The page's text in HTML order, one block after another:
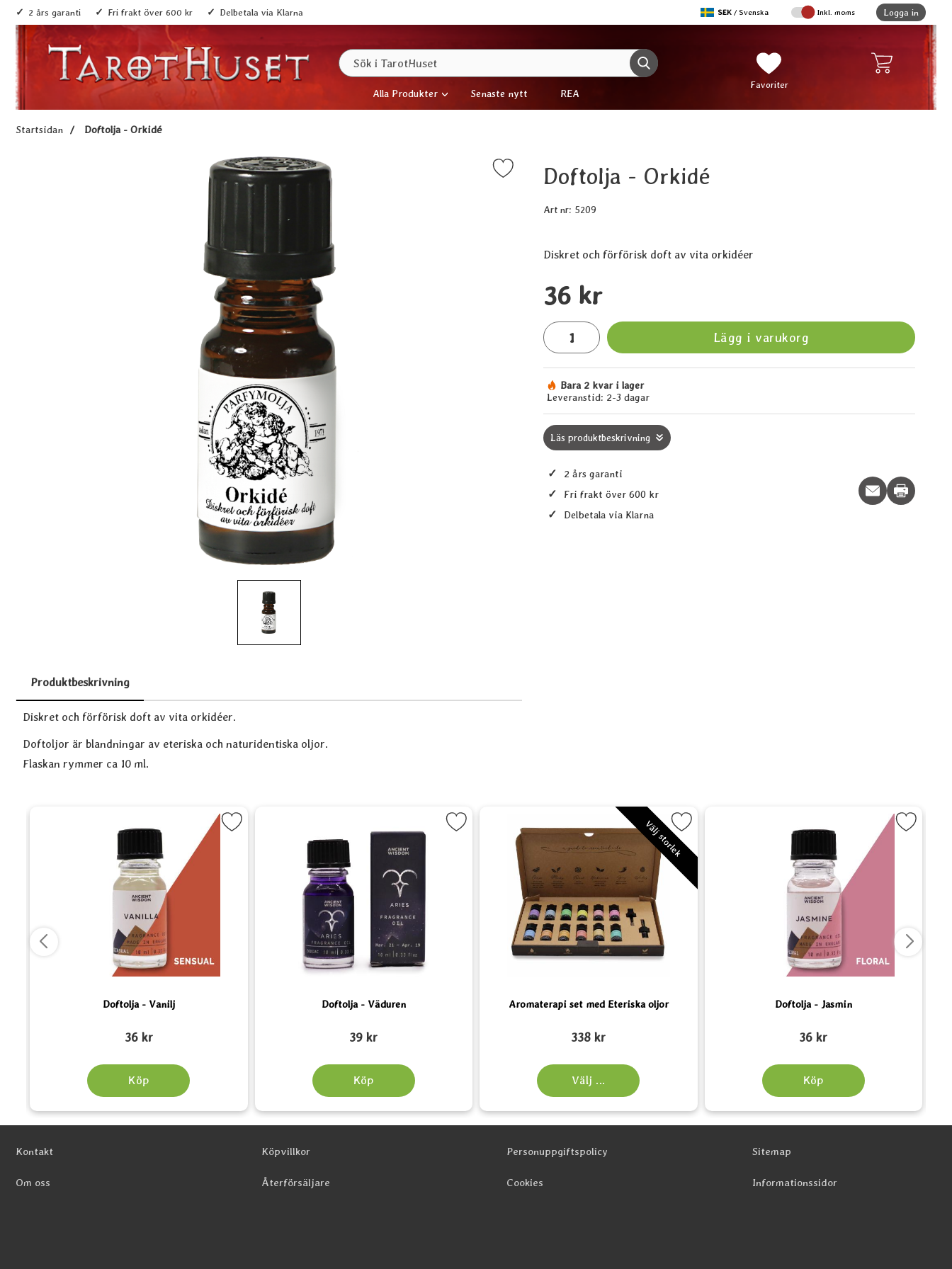
2 års garanti Fri frakt över 600 kr Delbetala via Klarna Sverige
,SEK / Svenska Inkl. moms Logga in
Sök
Genomför sökning Mina favoriter
Favoriter
Alla Produkter Senaste nytt REA
Startsidan Doftolja - Orkidé
Markera doftolja - Orkidé som favoritDoftolja - Orkidé
Art nr: 5209
Diskret och förförisk doft av vita orkidéer
pris
36 kr
antal
Lägg i varukorg
Tillgänglighet:
Bara 2 kvar i lager
Leveranstid: 2-3 dagar
Läs produktbeskrivning
✓ 2 års garanti
✓ Fri frakt över 600 kr
✓ Delbetala via Klarna
Print this
Produktbeskrivning
Produktbeskrivning
Diskret och förförisk doft av vita orkidéer.
Doftoljor är blandningar av eteriska och naturidentiska oljor.
Flaskan rymmer ca 10 ml.
Doftolja - Vanilj
36 kr
Köp
Markera Doftolja - Vanilj som favorit
Doftolja - Väduren
39 kr
Köp
Markera Doftolja - Väduren som favorit Välj storlek
Aromaterapi set med Eteriska oljor
338 kr
Välj ...
Markera Aromaterapi set med Eteriska oljor som favorit
Doftolja - Jasmin
36 kr
Köp
Markera Doftolja - Jasmin
Sidfot Blandad info och länkar
Kontakt
Om oss
Köpvillkor
Återförsäljare
Personuppgiftspolicy
Cookies
Sitemap
Informationssidor